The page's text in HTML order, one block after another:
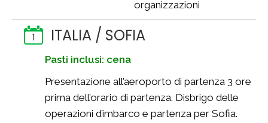
organizzazioni
1 ITALIA / SOFIA
Pasti inclusi: cena
Presentazione all’aeroporto di partenza 3 ore
prima dell’orario di partenza. Disbrigo delle
operazioni d’imbarco e partenza per Sofia.